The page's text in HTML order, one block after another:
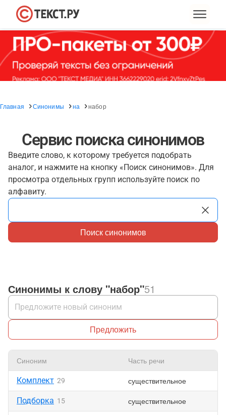
Главная Синонимы на набор
Сервис поиска синонимов
Введите слово, к которому требуется подобрать
аналог, и нажмите на кнопку «Поиск синонимов». Для
просмотра отдельных групп используйте поиск по
алфавиту.
Поиск синонимов
Синонимы к слову "набор"51
Предложить
Синоним Часть речи
Комплект 29 существительное
Подборка 15 существительное